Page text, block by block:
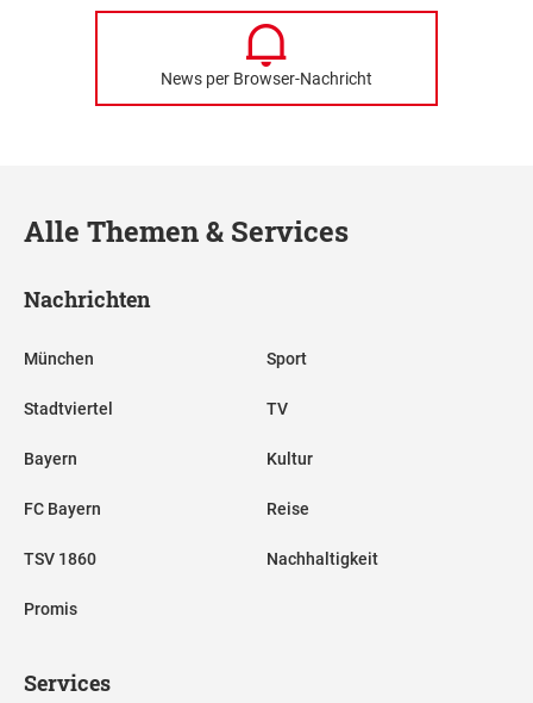
News per Browser-Nachricht
Alle Themen & Services
Nachrichten
München
Stadtviertel
Bayern
FC Bayern
TSV 1860
Promis
Sport
TV
Kultur
Reise
Nachhaltigkeit
Services